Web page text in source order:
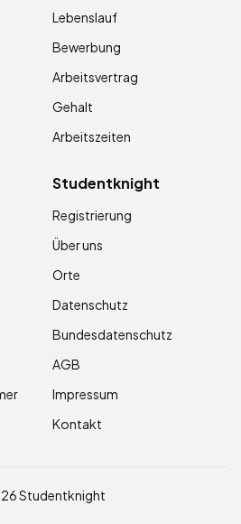
Lebenslauf
Bewerbung
Arbeitsvertrag
Gehalt
Arbeitszeiten
Studentknight
Registrierung
Über uns
Orte
Datenschutz
Bundesdatenschutz
AGB
Impressum
Kontakt
Studentknight